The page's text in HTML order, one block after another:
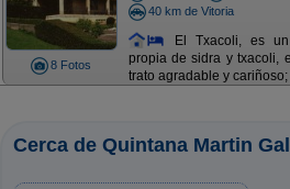
8 Fotos
40 km de Vitoria
El Txacoli, es un
propia de sidra y txacoli,
trato agradable y cariñoso;
Cerca de Quintana Martin